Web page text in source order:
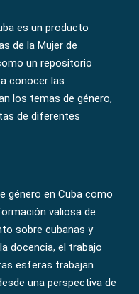
es un producto
de la Mujer de
un repositorio
conocer las
los temas de género,
de diferentes
género en Cuba como
valiosa de
sobre cubanas y
docencia, el trabajo
esferas trabajan
una perspectiva de